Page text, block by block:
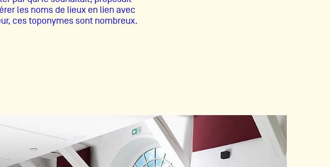
les noms de lieux en lien avec
ces toponymes sont nombreux.